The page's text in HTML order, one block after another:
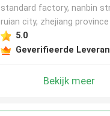
standard factory, nanbin
ruian city, zhejiang province
5.0
Geverifieerde
Bekijk meer